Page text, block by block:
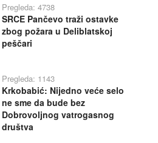
Pregleda: 4738
SRCE Pančevo traži ostavke
zbog požara u Deliblatskoj
peščari
Pregleda: 1143
Krkobabić: Nijedno veće selo
ne sme da bude bez
Dobrovoljnog vatrogasnog
društva